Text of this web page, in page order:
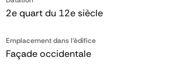
2e quart du 12e siècle
Emplacement dans l'édifice
Façade occidentale